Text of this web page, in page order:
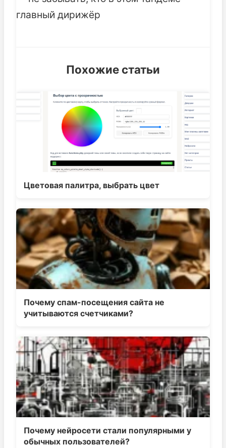
главный дирижёр
Похожие статьи
Цветовая палитра, выбрать цвет
Почему спам-посещения сайта не
учитываются счетчиками?
Почему нейросети стали популярными у
обычных пользователей?